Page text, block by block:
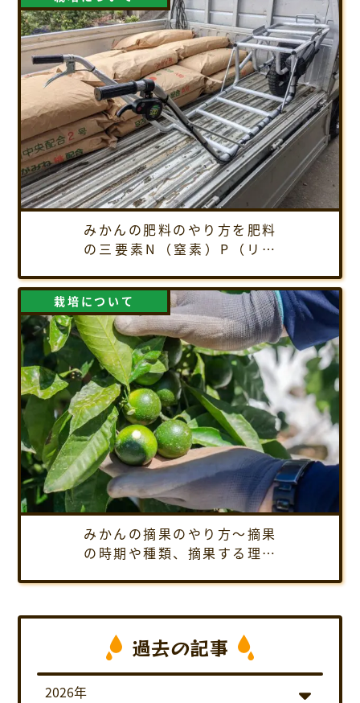
みかんの肥料のやり方を肥料
の三要素N（窒素）P（リン
説します。
みかんの摘果のやり方～摘果
の時期や種類、摘果する理由
を紹介します
栽培について
過去の記事
2026年